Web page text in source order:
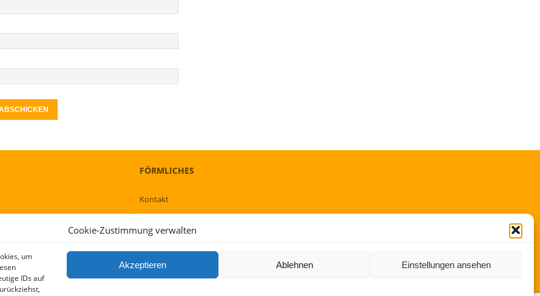
Cookie-Zustimmung verwalten
um
IDs auf
Akzeptieren Ablehnen Einstellungen ansehen
FÖRMLICHES
Kontakt
AGBs
Impressum und Datenschutzerklärung